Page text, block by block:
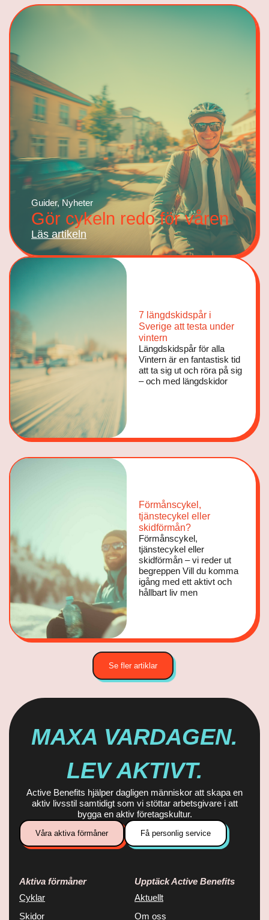
Guider, Nyheter
Gör cykeln redo för våren
Läs artikeln
7 längdskidspår i
Sverige att testa under
vintern
Längdskidspår för alla
Vintern är en fantastisk tid
att ta sig ut och röra på sig
– och med längdskidor
Förmånscykel,
tjänstecykel eller
skidförmån?
Förmånscykel,
tjänstecykel eller
skidförmån – vi reder ut
begreppen Vill du komma
igång med ett aktivt och
hållbart liv men
Se fler artiklar
MAXA VARDAGEN.
LEV AKTIVT.
Active Benefits hjälper dagligen människor att skapa en
aktiv livsstil samtidigt som vi stöttar arbetsgivare i att
bygga en aktiv företagskultur.
Våra aktiva förmåner Få personlig service
Aktiva förmåner
Cyklar
Skidor
Upptäck Active Benefits
Aktuellt
Om oss